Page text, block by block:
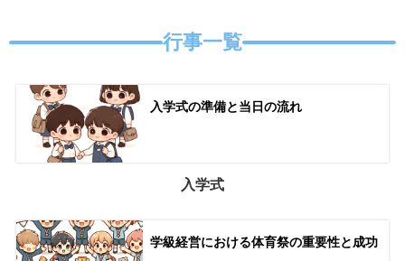
行事一覧
入学式の準備と当日の流れ
入学式
学級経営における体育祭の重要性と成功